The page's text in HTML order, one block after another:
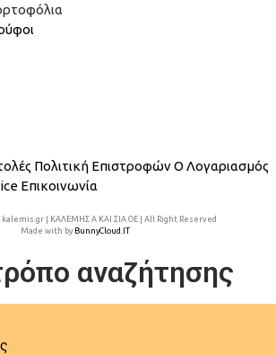
Πολιτική ΕπιστροφώνΟ Λογαριασμός
Επικοινωνία
kalemis.gr | ΚΑΛΕΜΗΣ Α ΚΑΙ ΣΙΑ ΟΕ | All Right Reserved
Made with by BunnyCloud.IT
αναζήτησης